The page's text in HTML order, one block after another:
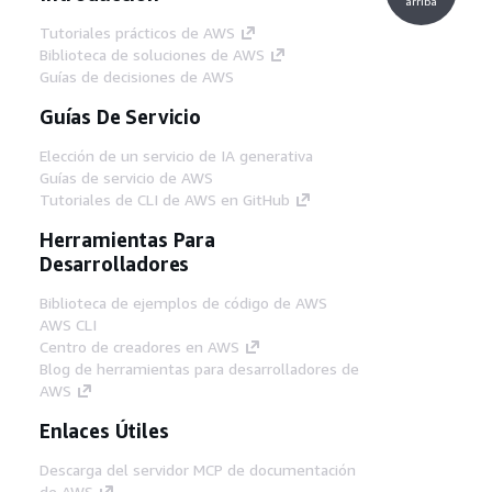
Tutoriales prácticos de AWS
Biblioteca de soluciones de AWS
Guías de decisiones de AWS
Guías De Servicio
Elección de un servicio de IA generativa
Guías de servicio de AWS
Tutoriales de CLI de AWS en GitHub
Herramientas Para
Desarrolladores
Biblioteca de ejemplos de código de AWS
AWS CLI
Centro de creadores en AWS
Blog de herramientas para desarrolladores de
AWS
Enlaces Útiles
Descarga del servidor MCP de documentación